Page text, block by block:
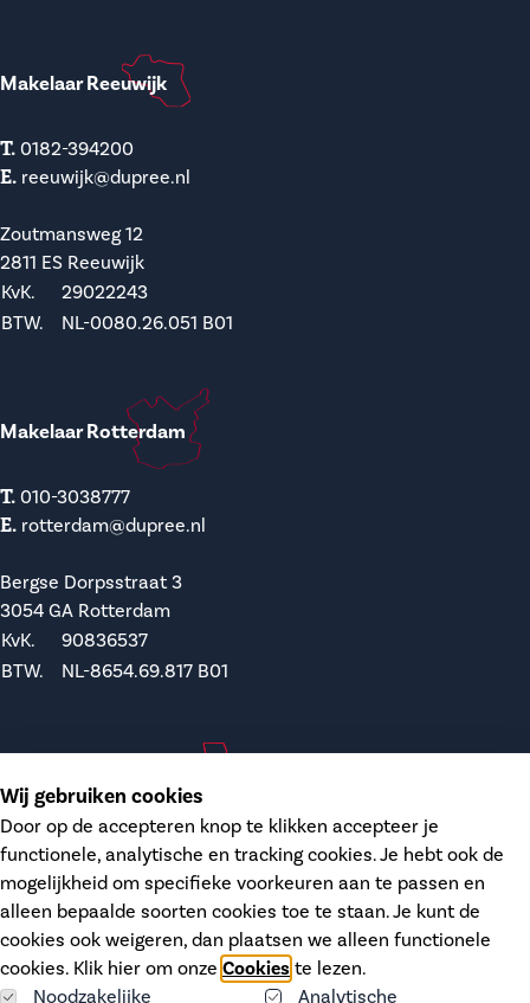
Makelaar Reeuwijk
T. 0182-394200
E. reeuwijk@dupree.nl
Zoutmansweg 12
2811 ES Reeuwijk
KvK.
29022243
BTW.
NL-0080.26.051 B01
Makelaar Rotterdam
T. 010-3038777
E. rotterdam@dupree.nl
Bergse Dorpsstraat 3
3054 GA Rotterdam
KvK.
90836537
BTW.
NL-8654.69.817 B01
T. 0182-748207
E. waddinxveen@dupree.nl
Kanaalstraat 12
2741 HH Waddinxveen
KvK.
68406606
Wij gebruiken cookies
Door op de accepteren knop te klikken accepteer je
functionele, analytische en tracking cookies. Je hebt ook de
mogelijkheid om specifieke voorkeuren aan te passen en
alleen bepaalde soorten cookies toe te staan. Je kunt de
cookies ook weigeren, dan plaatsen we alleen functionele
cookies. Klik hier om onze Cookies te lezen.
Noodzakelijke
Analytische